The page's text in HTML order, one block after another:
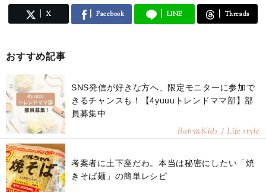
X Facebook LINE Threads
おすすめ記事
SNS発信が好きな方へ、限定モニターに参加で
きるチャンスも！【4yuuuトレンドママ部】部
員募集中
Baby&Kids / Life style
考案者に土下座だわ。本当は秘密にしたい「焼
きそば麺」の簡単レシピ